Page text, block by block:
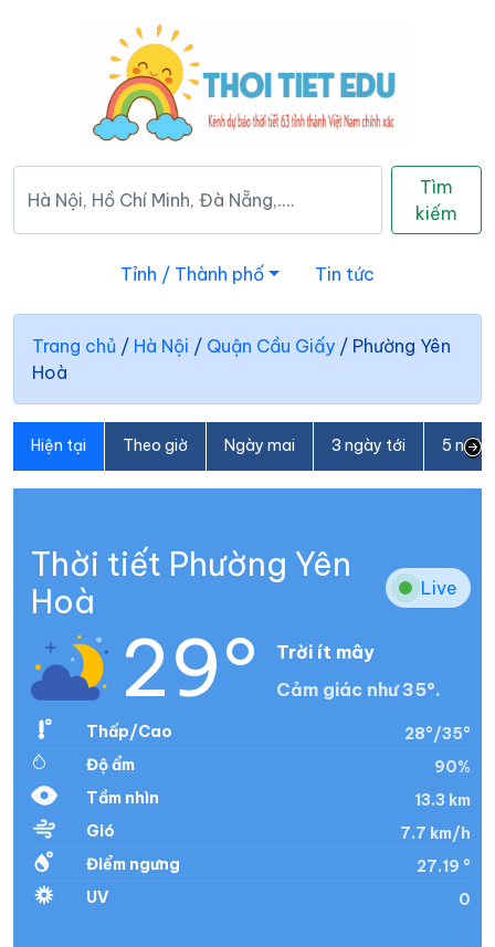
Tìm
kiếm
Tỉnh / Thành phố Tin tức
Trang chủ / Hà Nội / Quận Cầu Giấy / Phường Yên
Hoà
Hiện tại Theo giờ Ngày mai 3 ngày tới 5
Thời tiết Phường Yên
Hoà
Live
29°
Trời ít mây
Cảm giác như 35°.
Thấp/Cao
28°/35°
Độ ẩm
90%
Tầm nhìn
13.3 km
Gió
7.7 km/h
Điểm ngưng
27.19 °
UV
0